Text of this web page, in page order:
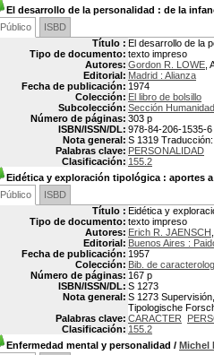
El desarrollo de la personalidad : de la
Público
ISBD
Título : El desarrollo de la
Tipo de documento: texto impreso
Autores: Gordon R. LOWE ,
Editorial: Madrid : Alianza
Fecha de publicación: 1974
Colección: El libro de bolsillo
Subcolección: Sección
Número de páginas: 303 p
ISBN/ISSN/DL: 978-84-206-1535-6
Nota general: S 1319
Palabras clave: PERSONALIDAD
Clasificación: 155.2
Eidética y exploración tipológica : aportes
Público
ISBD
Título : Eidética y
Tipo de documento: texto impreso
Autores: Erich R. JAENSCH
Editorial: Buenos Aires :
Fecha de publicación: 1957
Colección: Bib. de
Número de páginas: 167 p
ISBN/ISSN/DL: S 1273
Nota general: S 1273
Tipologische
Palabras clave: CARACTER
Clasificación: 155.2
Enfermedad mental y personalidad / Michel